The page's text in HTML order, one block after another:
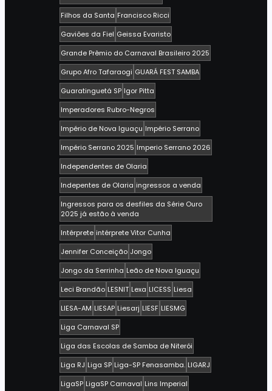
Filhos da Santa Francisco Ricci
Gaviões da Fiel Geissa Evaristo
Grande Prêmio do Carnaval Brasileiro 2025
Grupo Afro Tafaraogi GUARÁ FEST SAMBA
Guaratinguetá SP Igor Pitta
Imperadores Rubro-Negros
Império de Nova Iguaçu Império Serrano
Império Serrano 2025 Imperio Serrano 2026
Independentes de Olaria
Indepentes de Olaria ingressos a venda
Ingressos para os desfiles da Série Ouro
2025 já estão à venda
Intérprete intérprete Vitor Cunha
Jennifer Conceição Jongo
Jongo da Serrinha Leão de Nova Iguaçu
Leci Brandão LESNIT Lexa LICESS Liesa
LIESA-AM LIESAP Liesarj LIESF LIESMG
Liga Carnaval SP
Liga das Escolas de Samba de Niterói
Liga RJ Liga SP Liga-SP Fenasamba. LIGARJ
LigaSP LigaSP Carnaval Lins Imperial